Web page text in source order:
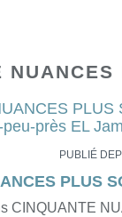
NUANCES
PUBLIÉ
CINQUANTE